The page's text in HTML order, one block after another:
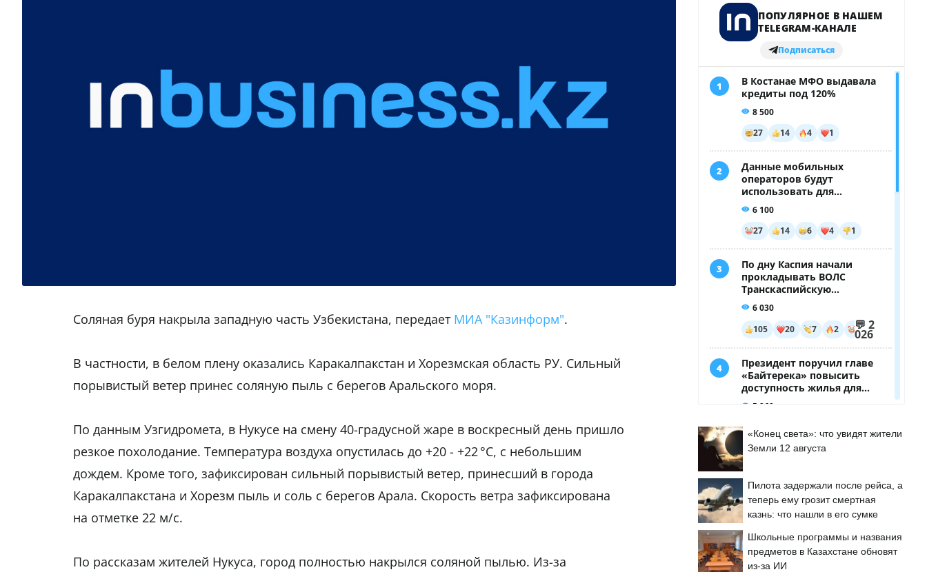
Соляная буря накрыла западную часть Узбекистана, передает МИА "Казинформ".
В частности, в белом плену оказались Каракалпакстан и Хорезмская область РУ. Сильный
порывистый ветер принес соляную пыль с берегов Аральского моря.
По данным Узгидромета, в Нукусе на смену 40-градусной жаре в воскресный день пришло
резкое похолодание. Температура воздуха опустилась до +20 - +22 °C, с небольшим
дождем. Кроме того, зафиксирован сильный порывистый ветер, принесший в города
Каракалпакстана и Хорезм пыль и соль с берегов Арала. Скорость ветра зафиксирована
на отметке 22 м/с.
По рассказам жителей Нукуса, город полностью накрылся соляной пылью. Из-за
«Конец света»: что увидят жители
Земли 12 августа
Пилота задержали после рейса, а
теперь ему грозит смертная
казнь: что нашли в его сумке
Школьные программы и названия
предметов в Казахстане обновят
из-за ИИ